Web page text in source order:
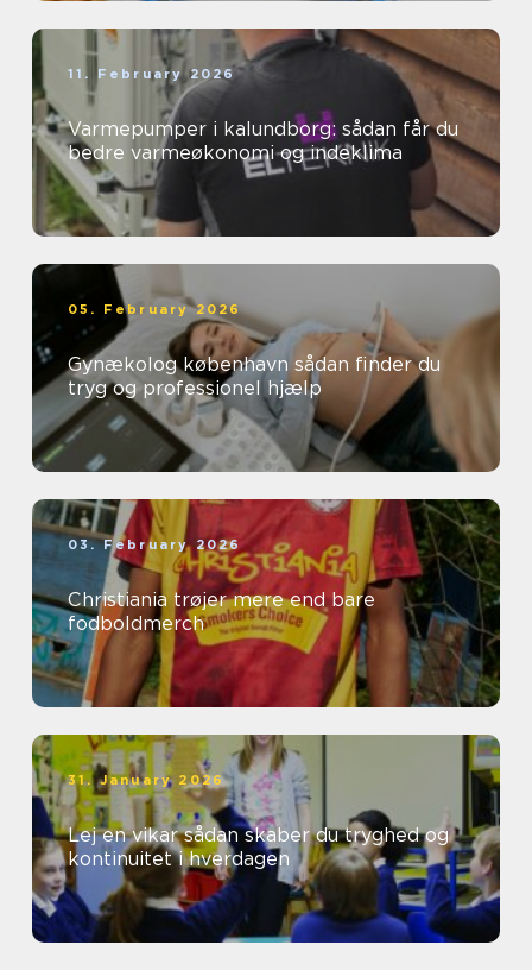
11. February 2026
Varmepumper i kalundborg: sådan får du
bedre varmeøkonomi og indeklima
05. February 2026
Gynækolog københavn sådan finder du
tryg og professionel hjælp
03. February 2026
Christiania trøjer mere end bare
fodboldmerch
31. January 2026
Lej en vikar sådan skaber du tryghed og
kontinuitet i hverdagen